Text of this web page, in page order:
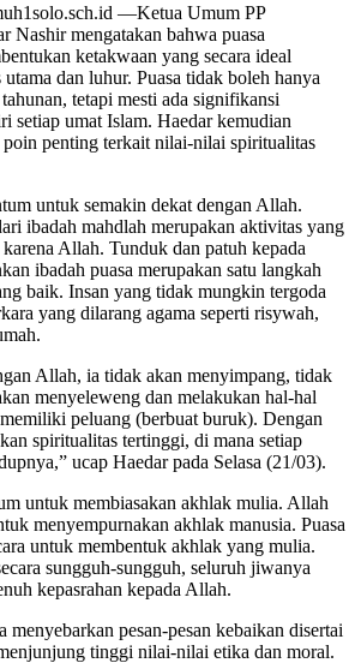
—Ketua Umum PP
Nashir mengatakan bahwa puasa
ketakwaan yang secara ideal
dan luhur. Puasa tidak boleh hanya
tetapi mesti ada signifikansi
setiap umat Islam. Haedar kemudian
poin penting terkait nilai-nilai spiritualitas
untuk semakin dekat dengan Allah.
ibadah mahdlah merupakan aktivitas yang
Allah. Tunduk dan patuh kepada
ibadah puasa merupakan satu langkah
baik. Insan yang tidak mungkin tergoda
yang dilarang agama seperti risywah,
Allah, ia tidak akan menyimpang, tidak
menyeleweng dan melakukan hal-hal
peluang (berbuat buruk). Dengan
spiritualitas tertinggi, di mana setiap
ucap Haedar pada Selasa (21/03).
untuk membiasakan akhlak mulia. Allah
menyempurnakan akhlak manusia. Puasa
untuk membentuk akhlak yang mulia.
sungguh-sungguh, seluruh jiwanya
kepasrahan kepada Allah.
menyebarkan pesan-pesan kebaikan disertai
tinggi nilai-nilai etika dan moral.